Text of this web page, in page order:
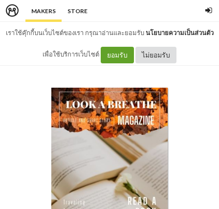
MAKERS STORE
เราใช้คุ๊กกี้บนเว็บไซต์ของเรา กรุณาอ่านและยอมรับนโยบายความเป็นส่วนตัว
เพื่อใช้บริการเว็บไซต์ ยอมรับ ไม่ยอมรับ